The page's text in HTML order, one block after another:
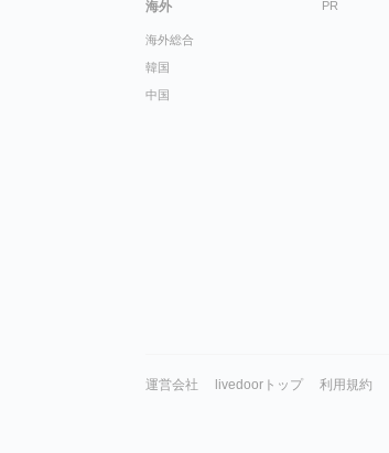
海外
海外総合
韓国
中国
PR
運営会社 livedoorトップ 利用規約